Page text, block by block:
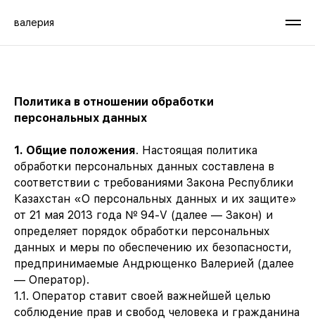
валерия
Политика в отношении обработки
персональных данных
1. Общие положения. Настоящая политика
обработки персональных данных составлена в
соответствии с требованиями Закона Республики
Казахстан «О персональных данных и их защите»
от 21 мая 2013 года № 94-V (далее — Закон) и
определяет порядок обработки персональных
данных и меры по обеспечению их безопасности,
предпринимаемые Андрющенко Валерией (далее
— Оператор).
1.1. Оператор ставит своей важнейшей целью
соблюдение прав и свобод человека и гражданина